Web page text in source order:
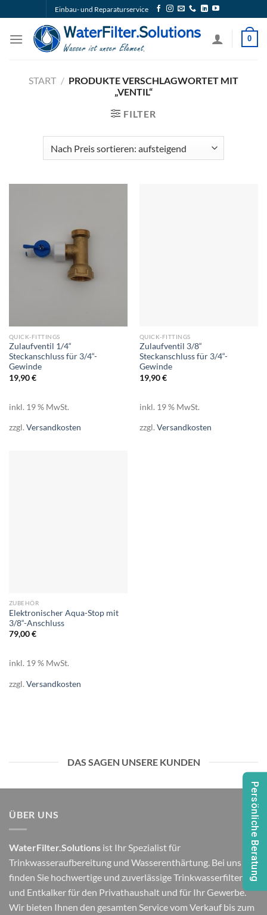
Inhalt
springen
Einbau- und Reparaturservice
0
START / PRODUKTE VERSCHLAGWORTET MIT
„VENTIL“
FILTER
QUICK-FITTINGS
Zulaufventil 1/4“
Steckanschluss für 3/4“-
Gewinde
19,90€
inkl. 19 % MwSt.
zzgl. Versandkosten
QUICK-FITTINGS
Zulaufventil 3/8“
Steckanschluss für 3/4“-
Gewinde
19,90€
inkl. 19 % MwSt.
zzgl. Versandkosten
ZUBEHÖR
Elektronischer Aqua-Stop mit
3/8“-Anschluss
79,00€
inkl. 19 % MwSt.
zzgl. Versandkosten
DAS SAGEN UNSERE KUNDEN
ÜBER UNS
WaterFilter.Solutions ist Ihr Spezialist für
Trinkwasseraufbereitung und Wasserenthärtung. Bei uns
finden Sie hochwertige und zuverlässige Trinkwasserfilter
und Entkalker für den Privathaushalt und für Ihr Gewerbe.
Wir bieten Ihnen den gesamten Service vom Verkauf bis zum
Persönliche Beratung